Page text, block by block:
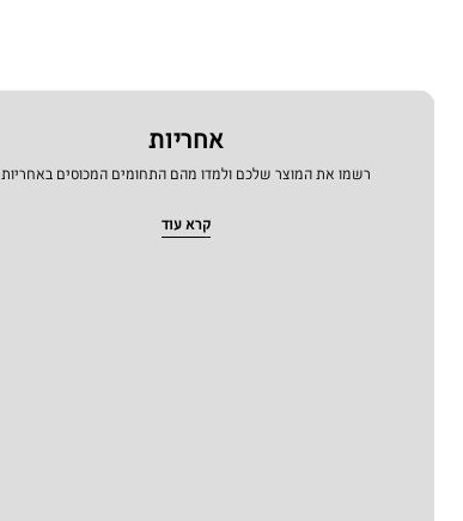
אחריות
רשמו את המוצר שלכם ולמדו מהם התחומים המכוסים באחריות
קרא עוד